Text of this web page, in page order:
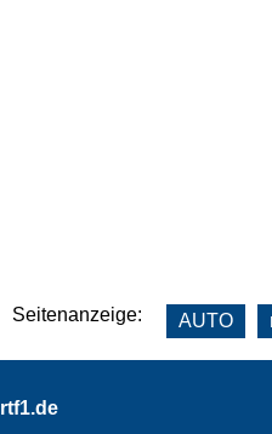
Seitenanzeige: AUTO
Footer
rtf1.de